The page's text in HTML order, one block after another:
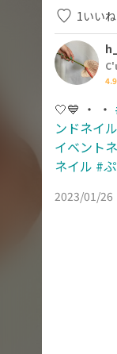
1いいね
4.9
🤍💙 ・ ・
ンドネイル
イベント
ネイル #
2023/01/26